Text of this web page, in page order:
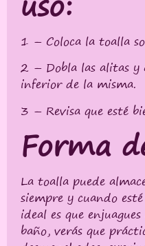
1 – Coloca la toalla
2 – Dobla las alitas y
inferior de la misma.
3 – Revisa que esté
Forma
La toalla puede
siempre y cuando
ideal es que
baño, verás que